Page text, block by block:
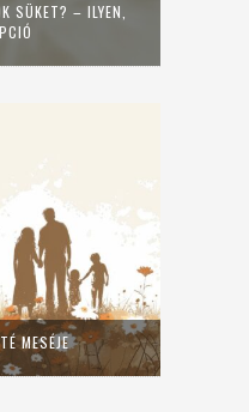
SÜKET? – ILYEN,
MESÉJE